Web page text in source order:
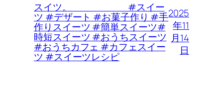
スイツ。 #スイー
ツ #デザート #お菓子作り #手
作りスイーツ #簡単スイーツ#
時短スイーツ #おうちスイーツ
#おうちカフェ #カフェスイー
ツ #スイーツレシピ
2025
年11
月14
日